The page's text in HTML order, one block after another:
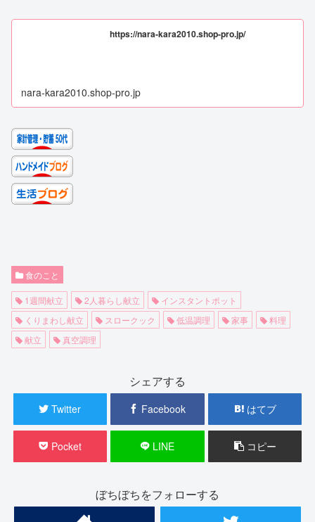
https://nara-kara2010.shop-pro.jp/
nara-kara2010.shop-pro.jp
食のこと
1週間献立 2人暮らし献立
インスタントポット
くりまわし献立
スロークック 低温調理 家事
料理
献立
真空調理
シェアする
Twitter Facebook はてブ
Pocket LINE コピー
ぼちぼちをフォローする